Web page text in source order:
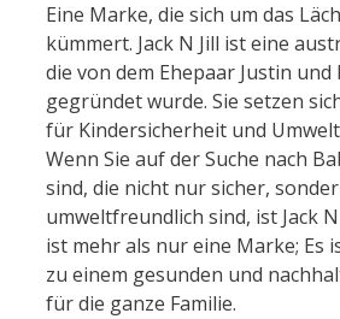
Eine Marke, die sich um das
kümmert. Jack N Jill ist eine
die von dem Ehepaar Justin und
gegründet wurde. Sie setzen
für Kindersicherheit und
Wenn Sie auf der Suche nach
sind, die nicht nur sicher,
umweltfreundlich sind, ist Jack N
ist mehr als nur eine Marke; Es
zu einem gesunden und
für die ganze Familie.